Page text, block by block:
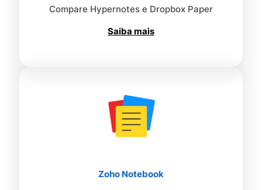
Compare Hypernotes e Dropbox Paper
Saiba mais
Zoho Notebook